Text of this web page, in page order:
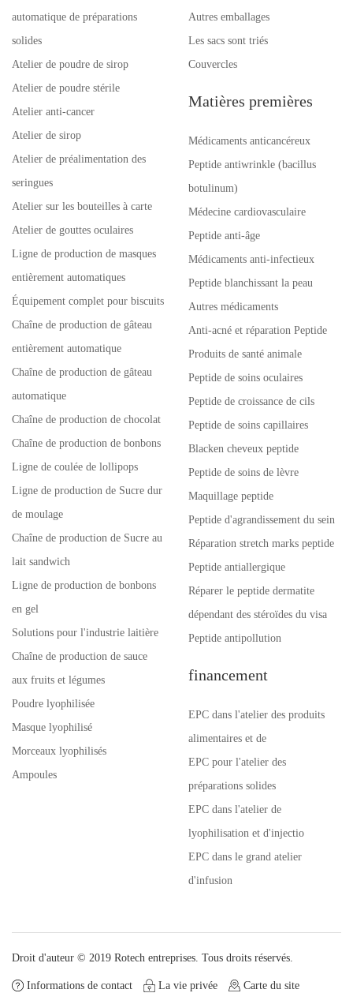
automatique de préparations
solides
Atelier de poudre de sirop
Atelier de poudre stérile
Atelier anti-cancer
Atelier de sirop
Atelier de préalimentation des
seringues
Atelier sur les bouteilles à carte
Atelier de gouttes oculaires
Ligne de production de masques
entièrement automatiques
Équipement complet pour biscuits
Chaîne de production de gâteau
entièrement automatique
Chaîne de production de gâteau
automatique
Chaîne de production de chocolat
Chaîne de production de bonbons
Ligne de coulée de lollipops
Ligne de production de Sucre dur
de moulage
Chaîne de production de Sucre au
lait sandwich
Ligne de production de bonbons
en gel
Solutions pour l'industrie laitière
Chaîne de production de sauce
aux fruits et légumes
Poudre lyophilisée
Masque lyophilisé
Morceaux lyophilisés
Ampoules
Autres emballages
Les sacs sont triés
Couvercles
Matières premières
Médicaments anticancéreux
Peptide antiwrinkle (bacillus
botulinum)
Médecine cardiovasculaire
Peptide anti-âge
Médicaments anti-infectieux
Peptide blanchissant la peau
Autres médicaments
Anti-acné et réparation Peptide
Produits de santé animale
Peptide de soins oculaires
Peptide de croissance de cils
Peptide de soins capillaires
Blacken cheveux peptide
Peptide de soins de lèvre
Maquillage peptide
Peptide d'agrandissement du sein
Réparation stretch marks peptide
Peptide antiallergique
Réparer le peptide dermatite
dépendant des stéroïdes du visa
Peptide antipollution
financement
EPC dans l'atelier des produits
alimentaires et de
EPC pour l'atelier des
préparations solides
EPC dans l'atelier de
lyophilisation et d'injectio
EPC dans le grand atelier
d'infusion
Droit d'auteur © 2019 Rotech entreprises. Tous droits réservés.
Informations de contact La vie privée Carte du site